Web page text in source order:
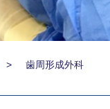
> 歯周形成外科